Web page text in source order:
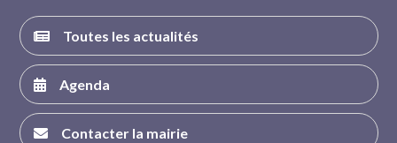
Toutes les actualités
Agenda
Contacter la mairie